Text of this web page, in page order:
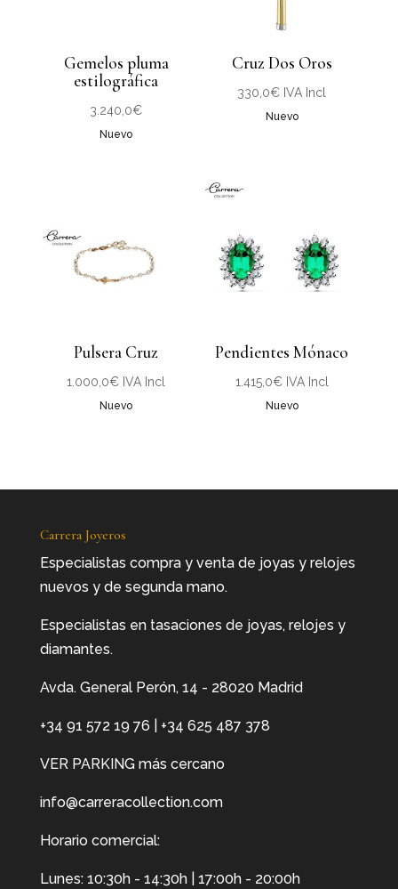
Gemelos pluma
estilográfica
3.240,0€
Nuevo
Cruz Dos Oros
330,0€ IVA Incl
Nuevo
Pulsera Cruz
1.000,0€ IVA Incl
Nuevo
Pendientes Mónaco
1.415,0€ IVA Incl
Nuevo
Carrera Joyeros
Especialistas compra y venta de joyas y relojes
nuevos y de segunda mano.
Especialistas en tasaciones de joyas, relojes y
diamantes.
Avda. General Perón, 14 - 28020 Madrid
+34 91 572 19 76 +34 625 487 378
VER PARKING más cercano
info@carreracollection.com
Horario comercial:
Lunes: 10:30h - 14:30h | 17:00h - 20:00h